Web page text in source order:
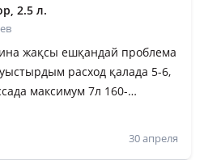
2.5 л.
жақсы ешқандай проблема
расход қалада 5-6,
максимум 7л 160-
ұнады маневр жақсы
шықпайды гибридпен
болса проблема жоқ батарея
30 апреля